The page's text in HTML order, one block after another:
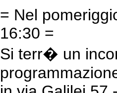
= Nel
16:30 =
Si terr� un